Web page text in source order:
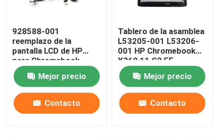
928588-001
reemplazo de la
pantalla LCD de HP
para Chromebook
panel LCD de G1 serie
11-AE X360 EE 11,6”
Mejor precio
Contacto
Tablero de la asamblea
L53205-001 L53206-
001 HP Chromebook
X360 11 G2 EE
NV116WHM-T10 LCD
W/Frame de HP LCD
Mejor precio
Contacto